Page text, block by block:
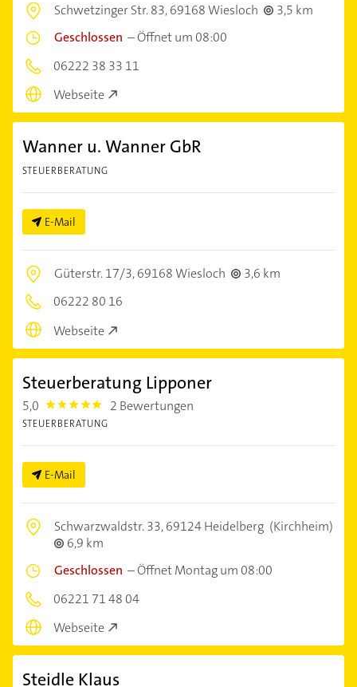
Schwetzinger Str. 83,69168 Wiesloch
3,5 km
Geschlossen –Öffnet um 08:00
06222 38 33 11
Webseite
Wanner u. Wanner GbR
STEUERBERATUNG
E-Mail
Güterstr. 17/3,69168 Wiesloch
3,6 km
06222 80 16
Webseite
Steuerberatung Lipponer
5,0 5.0 2 Bewertungen
STEUERBERATUNG
E-Mail
Schwarzwaldstr. 33,69124 Heidelberg (Kirchheim)
6,9 km
Geschlossen –Öffnet Montag um 08:00
06221 71 48 04
Webseite
Steidle Klaus